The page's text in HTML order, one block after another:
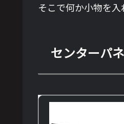
そこで何か小物を入
センターパ